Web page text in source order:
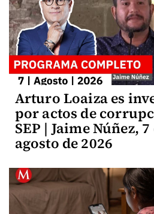
Arturo Loaiza es
por actos de
SEP | Jaime Núñez, 7
agosto de 2026